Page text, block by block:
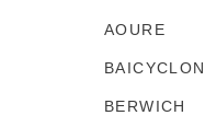
AOURE
BERWICH